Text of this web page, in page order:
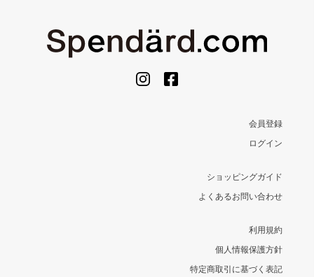
会員登録
ログイン
ショッピングガイド
よくあるお問い合わせ
利用規約
個人情報保護方針
特定商取引に基づく表記